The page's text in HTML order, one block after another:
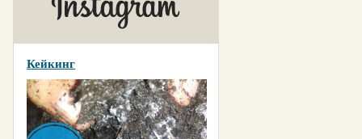
Кейкинг